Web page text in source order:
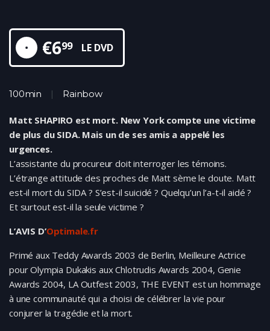
€699 LE DVD
100min Rainbow
Matt SHAPIRO est mort. New York compte une victime
de plus du SIDA. Mais un de ses amis a appelé les
urgences.
L’assistante du procureur doit interroger les témoins.
L’étrange attitude des proches de Matt sème le doute. Matt
est-il mort du SIDA ? S’est-il suicidé ? Quelqu’un l’a-t-il aidé ?
Et surtout est-il la seule victime ?
L’AVIS D’Optimale.fr
Primé aux Teddy Awards 2003 de Berlin, Meilleure Actrice
pour Olympia Dukakis aux Chlotrudis Awards 2004, Genie
Awards 2004, LA Outfest 2003, THE EVENT est un hommage
à une communauté qui a choisi de célébrer la vie pour
conjurer la tragédie et la mort.